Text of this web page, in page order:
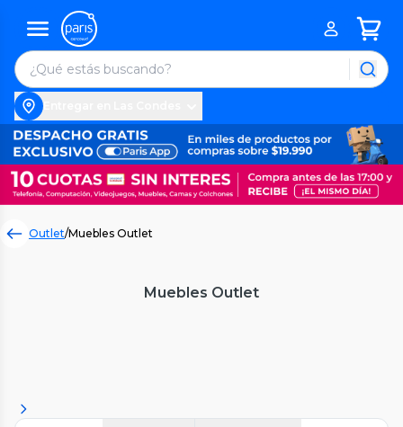
Outlet/Muebles Outlet
Muebles Outlet